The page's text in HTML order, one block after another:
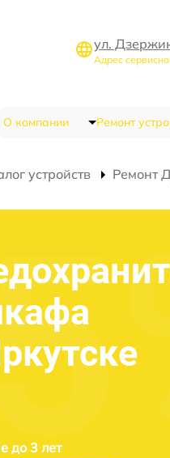
ул.
Адрес
О компании Ремонт
устройств Ремонт
до 3 лет